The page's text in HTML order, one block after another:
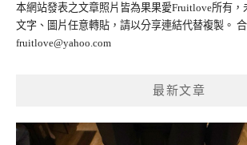
字:
本網站發表之文章照片皆為果果愛Fruitlove所有，
文字、圖片任意轉貼，請以分享連結代替複製。
fruitlove@yahoo.com
最新文章